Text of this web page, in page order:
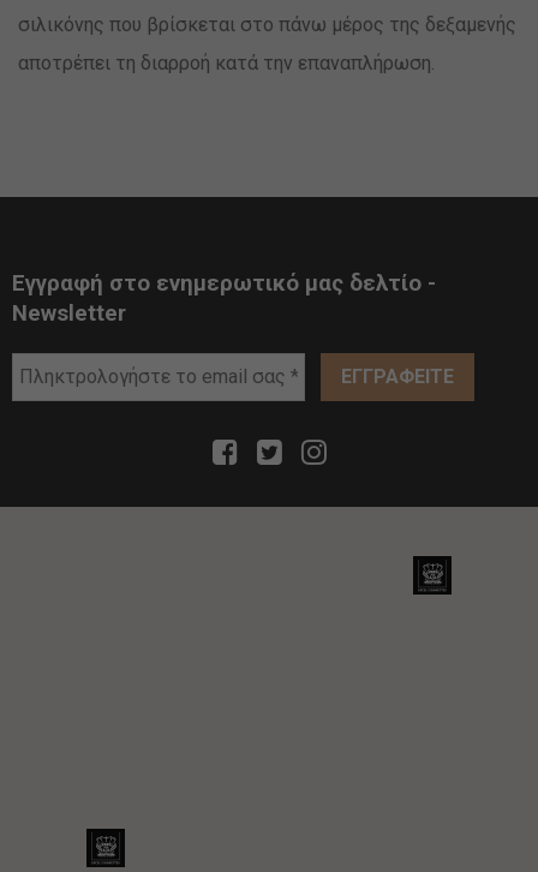
σιλικόνης που βρίσκεται στο πάνω μέρος της δεξαμενής
αποτρέπει τη διαρροή κατά την επαναπλήρωση.
Εγγραφή στο ενημερωτικό μας δελτίο -
Newsletter